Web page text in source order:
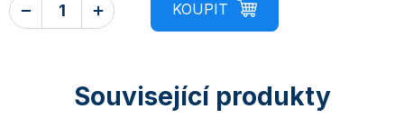
Související produkty